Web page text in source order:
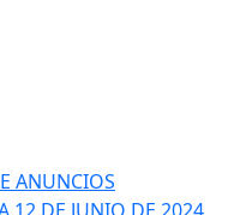
ANUNCIOS